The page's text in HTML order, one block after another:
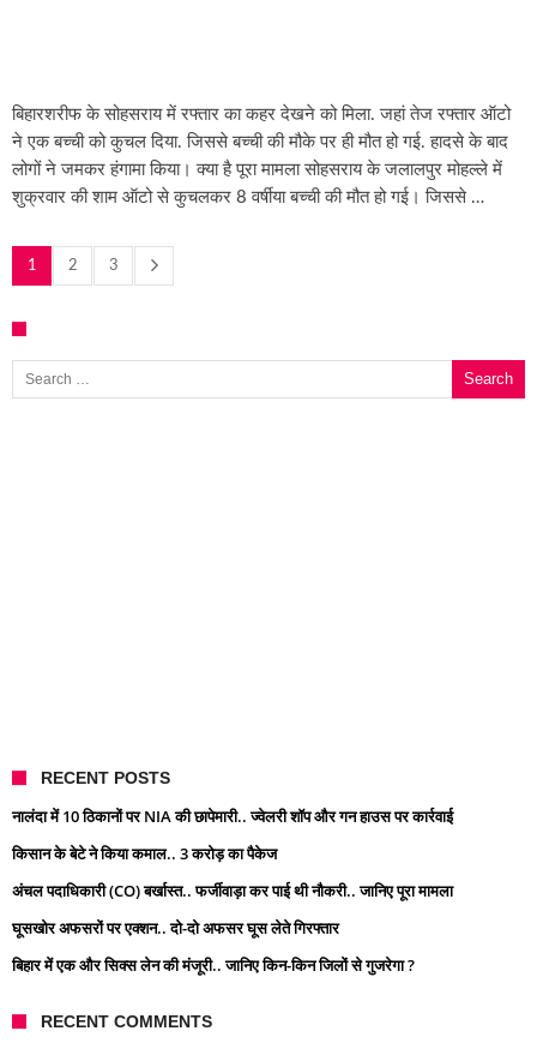
बिहारशरीफ के सोहसराय में रफ्तार का कहर देखने को मिला. जहां तेज रफ्तार ऑटो
ने एक बच्ची को कुचल दिया. जिससे बच्ची की मौके पर ही मौत हो गई. हादसे के बाद
लोगों ने जमकर हंगामा किया। क्या है पूरा मामला सोहसराय के जलालपुर मोहल्ले में
शुक्रवार की शाम ऑटो से कुचलकर 8 वर्षीया बच्ची की मौत हो गई। जिससे …
1 2 3
Search for:
RECENT POSTS
नालंदा में 10 ठिकानों पर NIA की छापेमारी.. ज्वेलरी शॉप और गन हाउस पर कार्रवाई
किसान के बेटे ने किया कमाल.. 3 करोड़ का पैकेज
अंचल पदाधिकारी (CO) बर्खास्त.. फर्जीवाड़ा कर पाई थी नौकरी.. जानिए पूरा मामला
घूसखोर अफसरों पर एक्शन.. दो-दो अफसर घूस लेते गिरफ्तार
बिहार में एक और सिक्स लेन की मंजूरी.. जानिए किन-किन जिलों से गुजरेगा ?
RECENT COMMENTS